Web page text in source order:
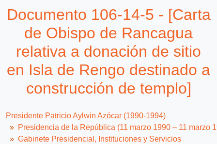
93-9455 - [Carta del Obispado de San Bernardo]
14 más...
Documento 106-14-5 - [Carta
de Obispo de Rancagua
relativa a donación de sitio
en Isla de Rengo destinado a
construcción de templo]
Presidente Patricio Aylwin Azócar (1990-1994)
Presidencia de la República (11 marzo 1990 – 11 marzo
Gabinete Presidencial, Instituciones y Servicios